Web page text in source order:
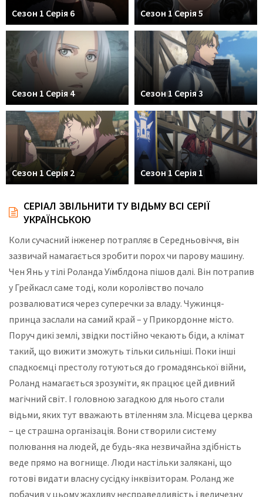
Сезон 1 Серія 6 Сезон 1 Серія 5
Сезон 1 Серія 4 Сезон 1 Серія 3
Сезон 1 Серія 2 Сезон 1 Серія 1
СЕРІАЛ ЗВІЛЬНИТИ ТУ ВІДЬМУ ВСІ СЕРІЇ
УКРАЇНСЬКОЮ
Коли сучасний інженер потрапляє в Середньовіччя, він
зазвичай намагається зробити порох чи парову машину.
Чен Янь у тілі Роланда Уїмблдона пішов далі. Він потрапив
у Грейкасл саме тоді, коли королівство почало
розвалюватися через суперечки за владу. Чужинця-
принца заслали на самий край – у Прикордонне місто.
Поруч дикі землі, звідки постійно чекають біди, а клімат
такий, що вижити зможуть тільки сильніші. Поки інші
спадкоємці престолу готуються до громадянської війни,
Роланд намагається зрозуміти, як працює цей дивний
магічний світ. І головною загадкою для нього стали
відьми, яких тут вважають втіленням зла. Місцева церква
– це страшна організація. Вони створили систему
полювання на людей, де будь-яка незвичайна здібність
веде прямо на вогнище. Люди настільки залякані, що
готові видати власну сусідку інквізиторам. Роланд же
побачив у цьому жахливу несправедливість і величезну